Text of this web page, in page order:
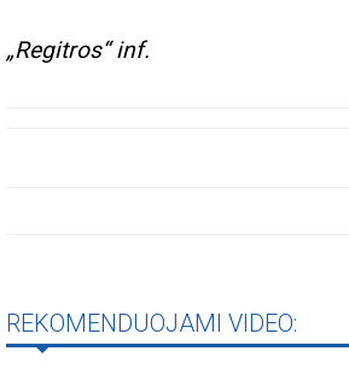
„Regitros“ inf.
REKOMENDUOJAMI VIDEO: